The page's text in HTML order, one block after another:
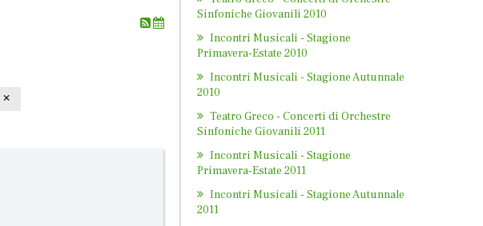
Sinfoniche Giovanili 2010
Incontri Musicali - Stagione
Primavera-Estate 2010
Incontri Musicali - Stagione Autunnale
2010
Teatro Greco - Concerti di Orchestre
Sinfoniche Giovanili 2011
Incontri Musicali - Stagione
Primavera-Estate 2011
Incontri Musicali - Stagione Autunnale
2011